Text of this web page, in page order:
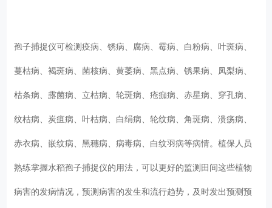
孢子捕捉仪可检测疫病、锈病、腐病、霉病、白粉病、叶斑病、
蔓枯病、褐斑病、菌核病、黄萎病、黑点病、锈果病、凤梨病、
枯条病、露菌病、立枯病、轮斑病、疮痂病、赤星病、穿孔病、
纹枯病、炭疽病、叶枯病、白绢病、轮纹病、角斑病、溃疡病、
赤衣病、嵌纹病、黑穗病、病毒病、白纹羽病等病情。植保人员
熟练掌握水稻孢子捕捉仪的用法，可以更好的监测田间这些植物
病害的发病情况，预测病害的发生和流行趋势，及时发出预测预